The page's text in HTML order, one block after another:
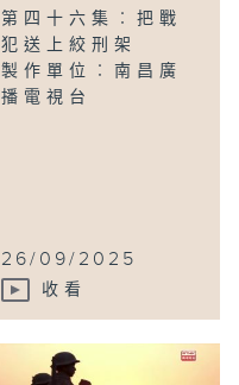
第四十六集︰把戰
犯送上絞刑架
製作單位︰南昌廣
播電視台
26/09/2025
收看